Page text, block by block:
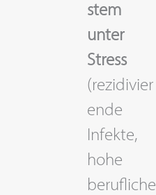
stem
unter
Stress
(rezidivier
ende
Infekte,
hohe
berufliche